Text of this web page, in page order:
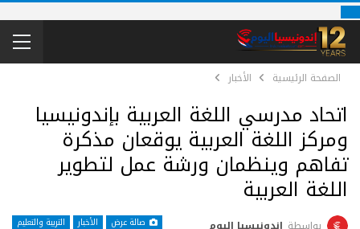
الصفحة الرئيسية الأخبار
اتحاد مدرسي اللغة العربية بإندونيسيا
ومركز اللغة العربية يوقعان مذكرة
تفاهم وينظمان ورشة عمل لتطوير
اللغة العربية
صالة عرض الأخبار التربية والتعليم